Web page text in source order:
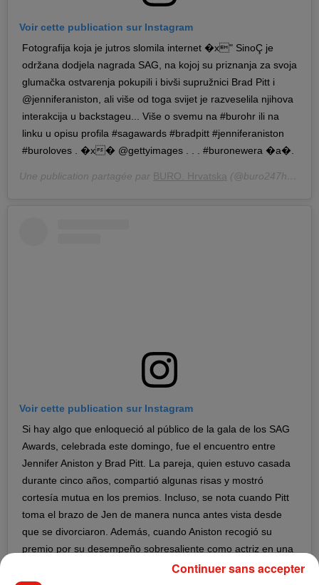
Voir cette publication sur Instagram
Fotografija koja je jutros slomila internet �x" SinoÇ je
održana dodjela nagrada SAG, na kojoj su priznanja za svoja
glumačka ostvarenja pokupili i bivši supružnici Brad Pitt i
@jenniferaniston, ali više od toga svijet je razveselila njihova
interakcija u backstageu... Više o svemu na #burohr ili na
linku u opisu profila #sagawards #bradpitt #jenniferaniston
#buroloves . �x� @gettyimages . . . #buronewera �a�️.
Une publication partagée par BURO. Hrvatska (@buro247hr) le
Voir cette publication sur Instagram
Si hay algo que enloqueció al público de la gala de los SAG
Awards, celebrada este domingo, fue el encuentro entre
Jennifer Aniston y Brad Pitt. La pareja, quien estuvo casada
durante cinco años, compartió algunas risas y mostró
cortesía mutua en los premios. Incluso, se nota cuando Pitt
toma el brazo de Jen de manera nunca antes vista desde
que se divorciaron. Además, cuando Aniston recogió su
premio por su desempeño sobresaliente como actriz en una
serie dramática, algunos reporteros capturaron a Brad
Continuer sans accepter